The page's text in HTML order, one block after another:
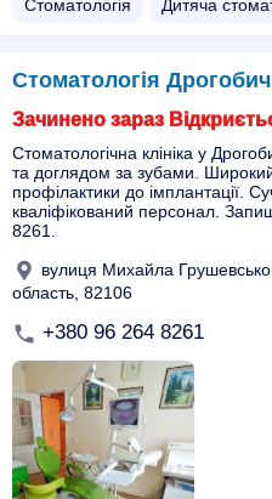
Стоматологія Дитяча
Стоматологія Дрогобич
Зачинено зараз
Стоматологічна клініка у
та доглядом за зубами. Широкий
профілактики до імплантації.
кваліфікований персонал.
8261.
вулиця Михайла
область, 82106
+380 96 264 8261